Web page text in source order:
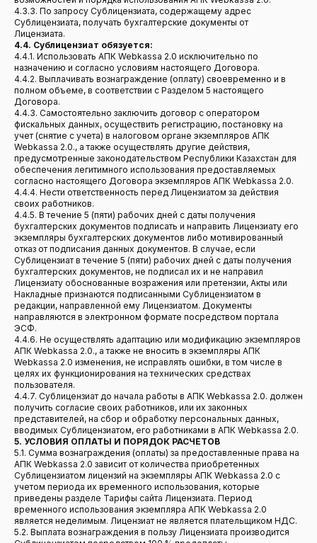
4.3.3. По запросу Сублицензиата, содержащему адрес
Сублицензиата, получать бухгалтерские документы от
Лицензиата.
4.4. Сублицензиат обязуется:
4.4.1. Использовать АПК Webkassa 2.0 исключительно по
назначению и согласно условиям настоящего Договора.
4.4.2. Выплачивать вознаграждение (оплату) своевременно и в
полном объеме, в соответствии с Разделом 5 настоящего
Договора.
4.4.3. Самостоятельно заключить договор с оператором
фискальных данных, осуществить регистрацию, постановку на
учет (снятие с учета) в налоговом органе экземпляров АПК
Webkassa 2.0., а также осуществлять другие действия,
предусмотренные законодательством Республики Казахстан для
обеспечения легитимного использования предоставляемых
согласно настоящего Договора экземпляров АПК Webkassa 2.0.
4.4.4. Нести ответственность перед Лицензиатом за действия
своих работников.
4.4.5. В течение 5 (пяти) рабочих дней с даты получения
бухгалтерских документов подписать и направить Лицензиату его
экземпляры бухгалтерских документов либо мотивированный
отказ от подписания данных документов. В случае, если
Сублицензиат в течение 5 (пяти) рабочих дней с даты получения
бухгалтерских документов, не подписал их и не направил
Лицензиату обоснованные возражения или претензии, Акты или
Накладные признаются подписанными Сублицензиатом в
редакции, направленной ему Лицензиатом. Документы
направляются в электронном формате посредством портала
ЭСФ.
4.4.6. Не осуществлять адаптацию или модификацию экземпляров
АПК Webkassa 2.0., а также не вносить в экземпляры АПК
Webkassa 2.0 изменения, не исправлять ошибки, в том числе в
целях их функционирования на технических средствах
пользователя.
4.4.7. Сублицензиат до начала работы в АПК Webkassa 2.0. должен
получить согласие своих работников, или их законных
представителей, на сбор и обработку персональных данных,
вводимых Сублицензиатом, его работниками в АПК Webkassa 2.0.
5. УСЛОВИЯ ОПЛАТЫ И ПОРЯДОК РАСЧЕТОВ
5.1. Сумма вознаграждения (оплаты) за предоставленные права на
АПК Webkassa 2.0 зависит от количества приобретенных
Сублицензиатом лицензий на экземпляры АПК Webkassa 2.0 с
учетом периода их временного использования, которые
приведены разделе Тарифы сайта Лицензиата. Период
временного использования экземпляра АПК Webkassa 2.0
является неделимым. Лицензиат не является плательщиком НДС.
5.2. Выплата вознаграждения в пользу Лицензиата производится